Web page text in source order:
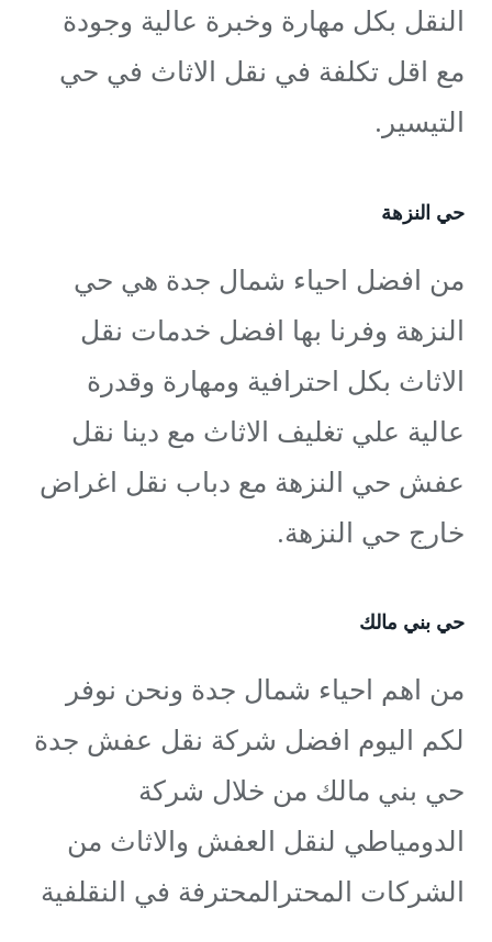
النقل بكل مهارة وخبرة عالية وجودة
مع اقل تكلفة في نقل الاثاث في حي
التيسير.
حي النزهة
من افضل احياء شمال جدة هي حي
النزهة وفرنا بها افضل خدمات نقل
الاثاث بكل احترافية ومهارة وقدرة
عالية علي تغليف الاثاث مع دينا نقل
عفش حي النزهة مع دباب نقل اغراض
خارج حي النزهة.
حي بني مالك
من اهم احياء شمال جدة ونحن نوفر
لكم اليوم افضل شركة نقل عفش جدة
حي بني مالك من خلال شركة
الدومياطي لنقل العفش والاثاث من
الشركات المحترالمحترفة في النقلفية